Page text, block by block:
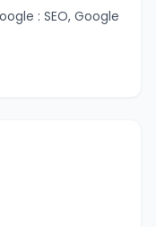
: SEO, Google